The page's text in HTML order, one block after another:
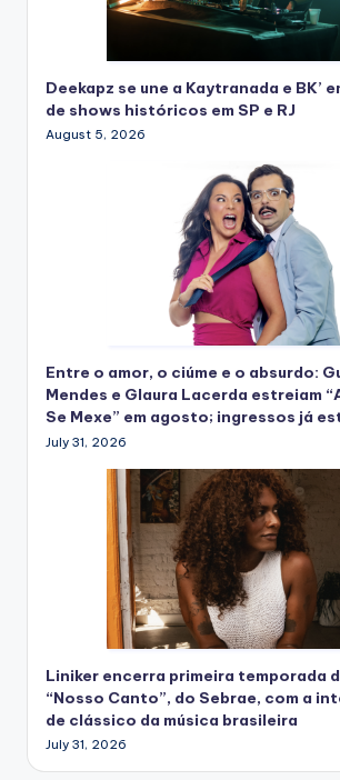
Deekapz se une a Kaytranada e BK’
de shows históricos em SP e RJ
August 5, 2026
Entre o amor, o ciúme e o absurdo:
Mendes e Glaura Lacerda estreiam
Se Mexe” em agosto; ingressos já
July 31, 2026
Liniker encerra primeira temporada
“Nosso Canto”, do Sebrae, com a
de clássico da música brasileira
July 31, 2026